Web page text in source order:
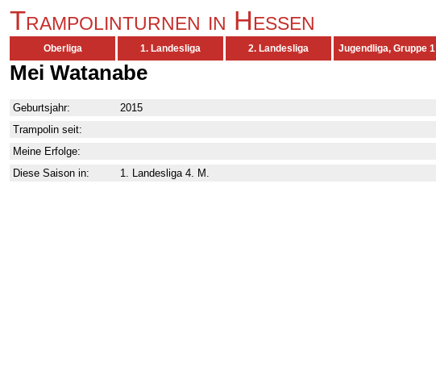
Trampolinturnen in Hessen
Oberliga 1. Landesliga 2. Landesliga Jugendliga, Gruppe 1
Mei Watanabe
Geburtsjahr:
2015
Trampolin seit:
Meine Erfolge:
Diese Saison in:
1. Landesliga 4. M.